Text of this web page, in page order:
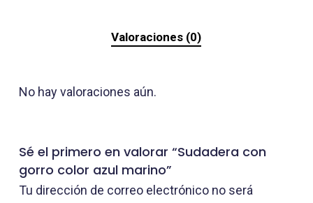
Valoraciones (0)
No hay valoraciones aún.
Sé el primero en valorar “Sudadera con
gorro color azul marino”
Tu dirección de correo electrónico no será